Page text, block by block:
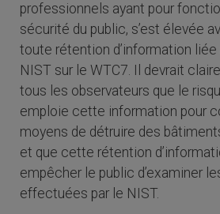
professionnels ayant pour
sécurité du public, s’est élevée
toute rétention d’information liée
NIST sur le WTC7. Il devrait
tous les observateurs que le
emploie cette information pour
moyens de détruire des
et que cette rétention
empêcher le public d’examiner
effectuées par le NIST.